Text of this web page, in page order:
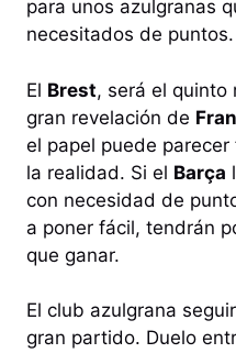
para unos azulgranas
necesitados de puntos.
El Brest, será el quinto
gran revelación de
el papel puede
la realidad. Si el Barça
con necesidad de
a poner fácil, tendrán
que ganar.
El club azulgrana
gran partido. Duelo